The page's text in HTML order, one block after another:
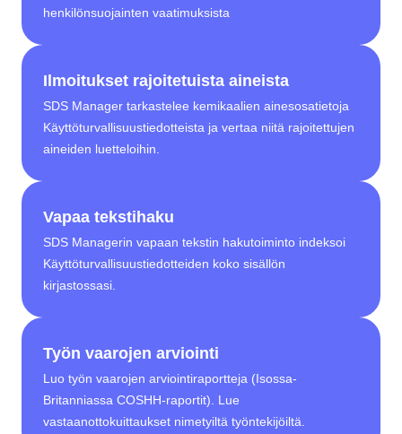
henkilönsuojainten vaatimuksista
Ilmoitukset rajoitetuista aineista
SDS Manager tarkastelee kemikaalien ainesosatietoja
Käyttöturvallisuustiedotteista ja vertaa niitä rajoitettujen
aineiden luetteloihin.
Vapaa tekstihaku
SDS Managerin vapaan tekstin hakutoiminto indeksoi
Käyttöturvallisuustiedotteiden koko sisällön
kirjastossasi.
Työn vaarojen arviointi
Luo työn vaarojen arviointiraportteja (Isossa-
Britanniassa COSHH-raportit). Lue
vastaanottokuittaukset nimetyiltä työntekijöiltä.